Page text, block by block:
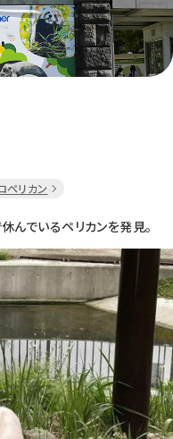
物園 植物園
生プラン
東山動植物園
への支援
ペリカン
んでいるペリカンを発見。